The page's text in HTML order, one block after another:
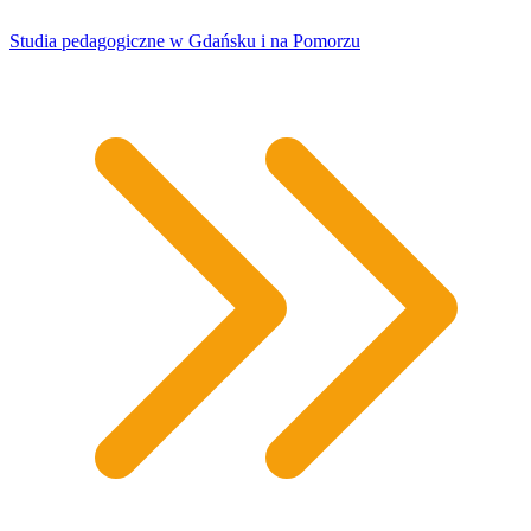
Studia pedagogiczne w Gdańsku i na Pomorzu